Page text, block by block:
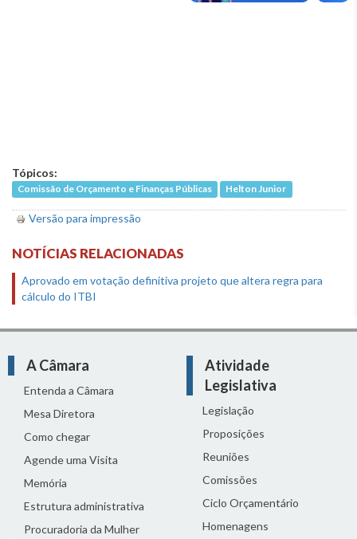
Tópicos:
Comissão de Orçamento e Finanças Públicas Helton Junior
Versão para impressão
NOTÍCIAS RELACIONADAS
Aprovado em votação definitiva projeto que altera regra para
cálculo do ITBI
A Câmara
Entenda a Câmara
Mesa Diretora
Como chegar
Agende uma Visita
Memória
Estrutura administrativa
Procuradoria da Mulher
Atividade
Legislativa
Legislação
Proposições
Reuniões
Comissões
Ciclo Orçamentário
Homenagens